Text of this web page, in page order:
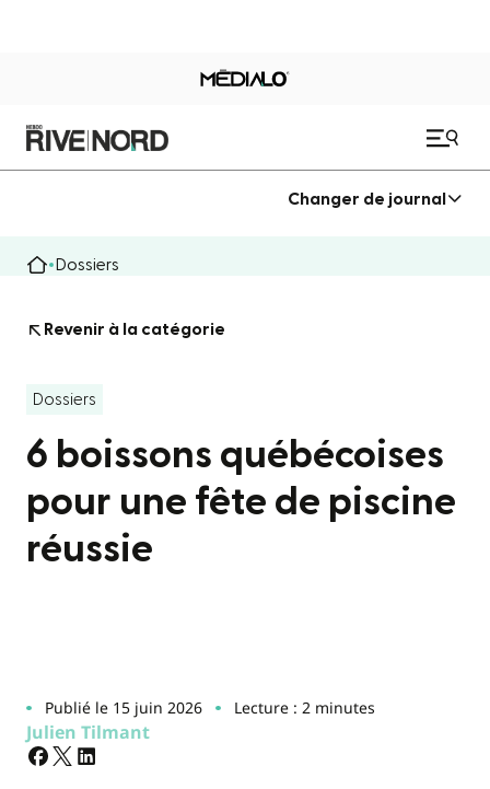
Changer de journal
Dossiers
Revenir à la catégorie
Dossiers
6 boissons québécoises
pour une fête de piscine
réussie
Publié le 15 juin 2026 Lecture : 2 minutes
Julien Tilmant